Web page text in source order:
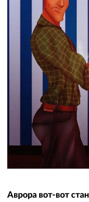
Аврора вот-вот